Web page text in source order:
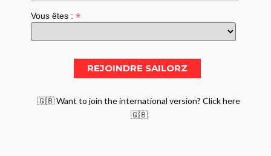
Vous êtes :*
🇬🇧 Want to join the international version? Click here
🇬🇧